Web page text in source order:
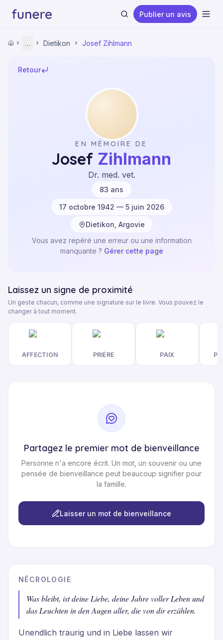
Publier un avis
Rechercher
Accueil
Argovie
Accueil
… Dietikon Josef Zihlmann
Retour
EN MÉMOIRE DE
Josef Zihlmann
Dr. med. vet.
83 ans
·
17 octobre 1942 — 5 juin 2026
·
Dietikon, Argovie
Vous avez repéré une erreur ou une information
manquante ? Gérer cette page
Laissez un signe de proximité
Un geste chacun, comme une signature sur le livre. Vous pouvez le
changer à tout moment.
AFFECTION PRIÈRE PAIX
Partagez le premier mot de bienveillance
Personne n'a encore écrit. Un mot, un souvenir ou une
pensée de bienveillance peut beaucoup signifier pour
la famille.
Laisser un mot de bienveillance
NÉCROLOGIE
Was bleibt, ist deine Liebe, deine Jahre voller Leben und
das Leuchten in den Augen aller, die von dir erzählen.
Unendlich traurig und in Liebe lassen wir